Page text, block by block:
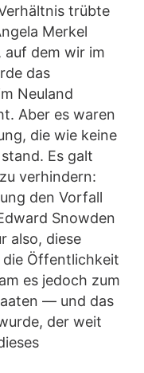
trübte
Merkel
auf dem wir im
das
Neuland
Aber es waren
die wie keine
Es galt
verhindern:
den Vorfall
Snowden
also, diese
Öffentlichkeit
es jedoch zum
— und das
der weit